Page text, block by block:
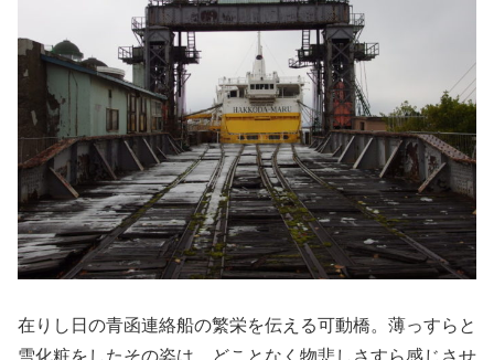
在りし日の青函連絡船の繁栄を伝える可動橋。薄っすらと